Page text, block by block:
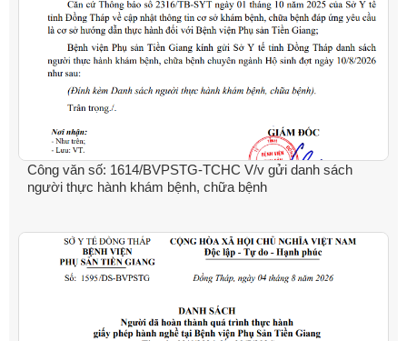
Công văn số: 1614/BVPSTG-TCHC V/v gửi danh sách
người thực hành khám bệnh, chữa bệnh